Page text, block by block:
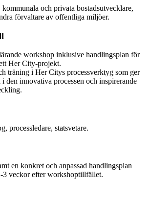
och privata bostadsutvecklare,
förvaltare av offentliga miljöer.
workshop inklusive handlingsplan för
Her City-projekt.
träning i Her Citys processverktyg som ger
den innovativa processen och inspirerande
processledare, statsvetare.
en konkret och anpassad handlingsplan
3 veckor efter workshoptillfället.